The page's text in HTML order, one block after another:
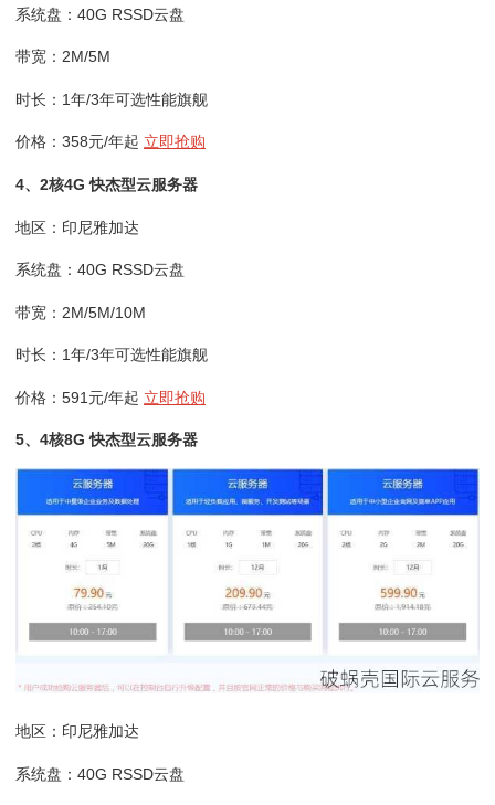
系统盘：40G RSSD云盘
带宽：2M/5M
时长：1年/3年可选性能旗舰
价格：358元/年起 立即抢购
4、2核4G 快杰型云服务器
地区：印尼雅加达
系统盘：40G RSSD云盘
带宽：2M/5M/10M
时长：1年/3年可选性能旗舰
价格：591元/年起 立即抢购
5、4核8G 快杰型云服务器
地区：印尼雅加达
系统盘：40G RSSD云盘